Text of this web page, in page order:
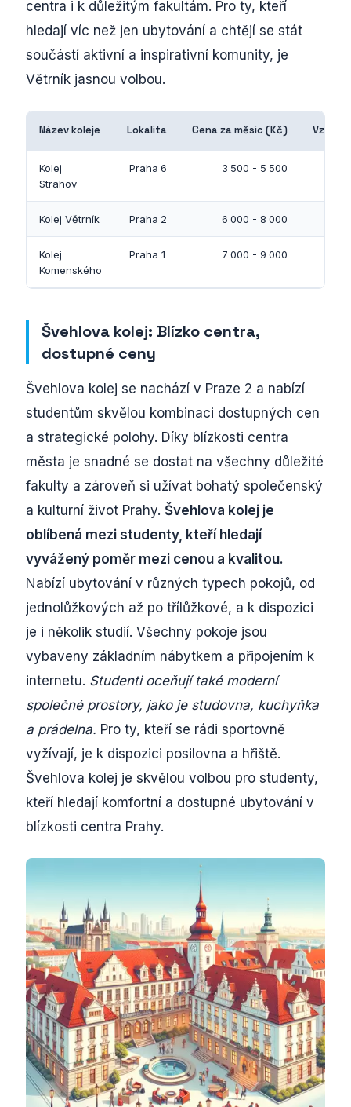
centra i k důležitým fakultám. Pro ty, kteří
hledají víc než jen ubytování a chtějí se stát
součástí aktivní a inspirativní komunity, je
Větrník jasnou volbou.
Název koleje Lokalita Cena za měsíc (Kč)
Kolej
Strahov
Praha 6 3 500 - 5 500
Kolej Větrník Praha 2 6 000 - 8 000
Kolej
Komenského
Praha 1 7 000 - 9 000
Švehlova kolej: Blízko centra,
dostupné ceny
Švehlova kolej se nachází v Praze 2 a nabízí
studentům skvělou kombinaci dostupných cen
a strategické polohy. Díky blízkosti centra
města je snadné se dostat na všechny důležité
fakulty a zároveň si užívat bohatý společenský
a kulturní život Prahy. Švehlova kolej je
oblíbená mezi studenty, kteří hledají
vyvážený poměr mezi cenou a kvalitou.
Nabízí ubytování v různých typech pokojů, od
jednolůžkových až po třílůžkové, a k dispozici
je i několik studií. Všechny pokoje jsou
vybaveny základním nábytkem a připojením k
internetu. Studenti oceňují také moderní
společné prostory, jako je studovna, kuchyňka
a prádelna. Pro ty, kteří se rádi sportovně
vyžívají, je k dispozici posilovna a hřiště.
Švehlova kolej je skvělou volbou pro studenty,
kteří hledají komfortní a dostupné ubytování v
blízkosti centra Prahy.